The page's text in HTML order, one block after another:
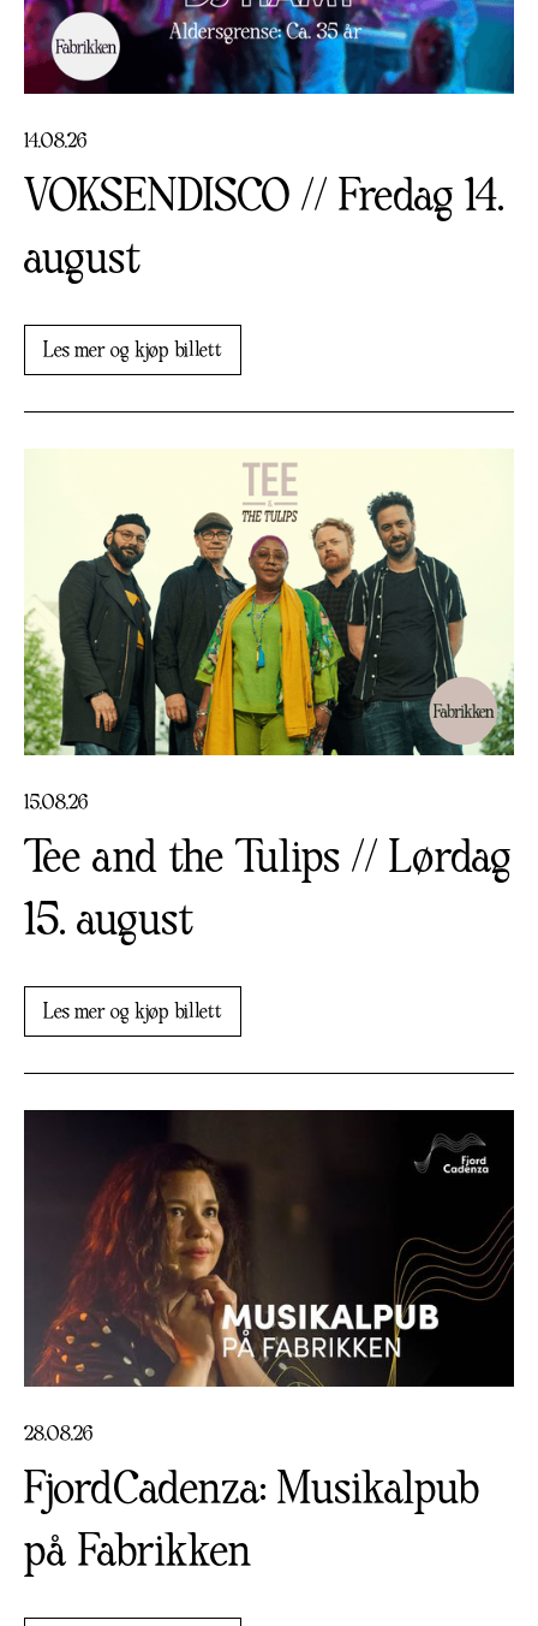
14.08.26
VOKSENDISCO // Fredag 14.
august
Les mer og kjøp billett
15.08.26
Tee and the Tulips // Lørdag
15. august
Les mer og kjøp billett
28.08.26
FjordCadenza: Musikalpub
på Fabrikken